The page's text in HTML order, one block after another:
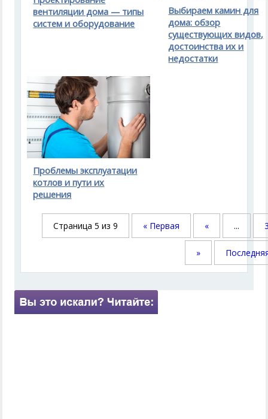
вентиляции дома — типы
систем и оборудование
Выбираем камин для
дома: обзор
существующих видов,
достоинства их и
недостатки
Проблемы эксплуатации
котлов и пути их
решения
Страница 5 из 9 « Первая « ...
»